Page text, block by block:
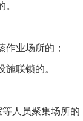
业场所的；
联锁的。
人员聚集场所的